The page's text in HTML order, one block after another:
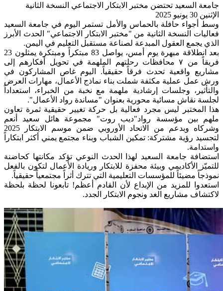
جامعة السعيد تحتضن مختبر الابتكار الاجتماعي النسخة الثانية
الإثنين 30 يونيو 2025
وسط أجواء حافلة بالحماس والأمل تستمر اليوم في جامعة السعيد
فعاليات النسخة الثانية من "مختبر الابتكار الاجتماعي" الحدث الأبرز
الذي يجمع العقول المبدعة لصناعة مستقبل التعليم في اليمن.
بعد انطلاقة مبهرة يوم أمس، يواصل 83 مبتكراً ومبتكرة يمثلون 23
فريقاً من ٧ محافظات رحلتهم الملهمة في تحويل أفكارهم إلى
مشاريع واقعية تحدث فرقاً حقيقياً. اليوم غاص المشاركون في
ورش عمل عملية مكثفة شملت بناء نماذج الأعمال، مهارات العرض
والتأثير، وجلسات إرشادية ملهمة مع نخبة من الخبراء، استعداداً
لجلسة نقاش مسائية محورية بعنوان "مساندة رواد الأعمال".
هذا المختبر ليس مجرد فعالية بل حركة تغيير حقيقية ثمرة تعاون
ملهم بين مؤسسة رواد"ديب روت" مجموعة هائل سعيد أنعم
وشركاه وبدعم من الاتحاد الأوروبي ضمن موسم الابتكار 2025
لتجسيد رؤية مشتركة: تمكين الشباب وبناء مجتمع يمني أكثر ابتكاراً
واستدامة.
استضافة جامعة السعيد لهذا الحدث النوعي تؤكد مكانتها كحاضنة
للتميّز الأكاديمي وبيئة محفزة للابتكار وريادة الأعمال لتكون بالفعل
نموذجاً مضيئاً للمؤسسات التعليمية التي تترك أثراً مجتمعياً حقيقياً.
استعدوا للمزيد من الإبداع لأن القادم أعظم! تابعونا لحظة بلحظة
لاكتشاف مشاريع الغد ونجوم الابتكار الجدد.